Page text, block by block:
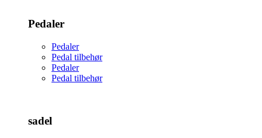
Pedaler
Pedaler
Pedal tilbehør
Pedaler
Pedal tilbehør
sadel